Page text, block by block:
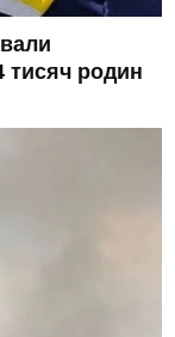
тисяч родин